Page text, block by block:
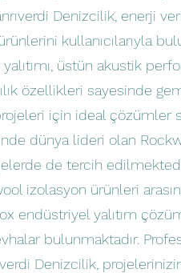
Denizcilik, enerji
kullanıcılarıyla
üstün akustik
özellikleri sayesinde
için ideal çözümler
dünya lideri olan
de tercih
izolasyon ürünleri
endüstriyel yalıtım
bulunmaktadır.
Denizcilik,